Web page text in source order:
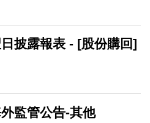
披露報表 - [股份購回]
監管公告-其他